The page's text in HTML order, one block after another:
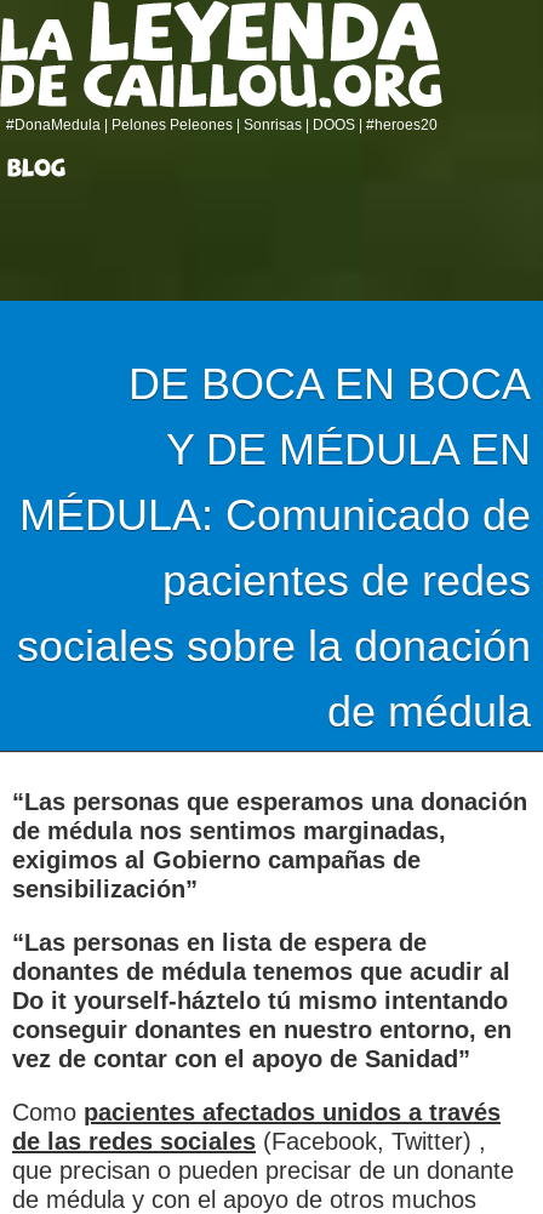
#DonaMedula | Pelones Peleones | Sonrisas DOOS #heroes20
DE BOCA EN BOCA
Y DE MÉDULA EN
MÉDULA: Comunicado de
pacientes de redes
sociales sobre la donación
de médula
“Las personas que esperamos una donación
de médula nos sentimos marginadas,
exigimos al Gobierno campañas de
sensibilización”
“Las personas en lista de espera de
donantes de médula tenemos que acudir al
Do it yourself-háztelo tú mismo intentando
conseguir donantes en nuestro entorno, en
vez de contar con el apoyo de Sanidad”
Como pacientes afectados unidos a través
de las redes sociales (Facebook, Twitter) ,
que precisan o pueden precisar de un donante
de médula y con el apoyo de otros muchos